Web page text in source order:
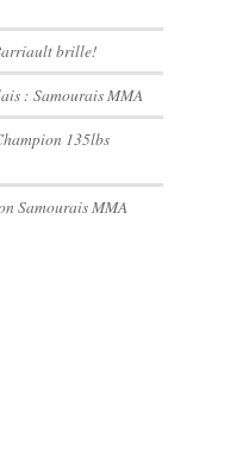
brille!
: Samourais MMA
135lbs
Samourais MMA